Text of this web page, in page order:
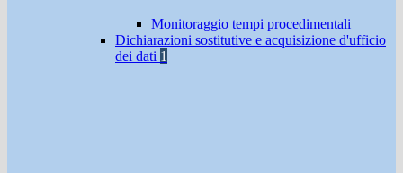
Monitoraggio tempi procedimentali
Dichiarazioni sostitutive e acquisizione d'ufficio
dei dati 1